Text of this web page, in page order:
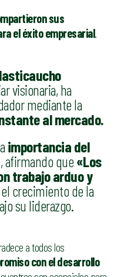
sus
el éxito empresarial.
visionaria, ha
mediante la
al mercado.
importancia del
, afirmando que«Los
trabajo arduo y
crecimiento de la
su liderazgo.
a todos los
con el desarrollo